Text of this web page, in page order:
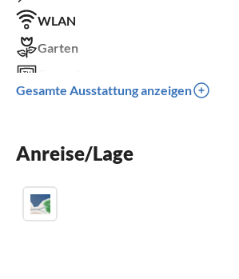
WLAN
Garten
Terrasse
Waschmaschine
Gesamte Ausstattung anzeigen
Anreise/Lage